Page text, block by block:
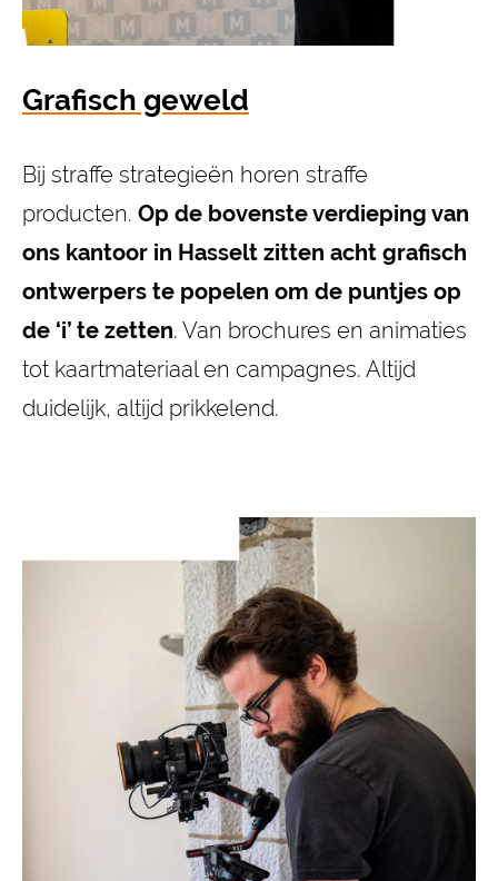
Grafisch geweld
Bij straffe strategieën horen straffe
producten. Op de bovenste verdieping van
ons kantoor in Hasselt zitten acht grafisch
ontwerpers te popelen om de puntjes op
de ‘i’ te zetten. Van brochures en animaties
tot kaartmateriaal en campagnes. Altijd
duidelijk, altijd prikkelend.